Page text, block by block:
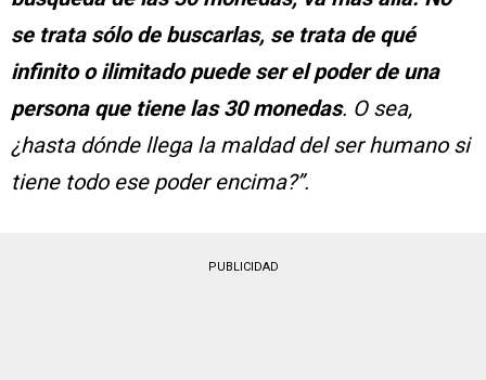
se trata sólo de buscarlas, se trata de qué
infinito o ilimitado puede ser el poder de una
persona que tiene las 30 monedas. O sea,
¿hasta dónde llega la maldad del ser humano si
tiene todo ese poder encima?”.
PUBLICIDAD